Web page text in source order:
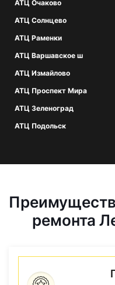
АТЦ Очаково
АТЦ Солнцево
АТЦ Раменки
АТЦ Варшавское ш
АТЦ Измайлово
АТЦ Проспект Мира
АТЦ Зеленоград
АТЦ Подольск
ремонта